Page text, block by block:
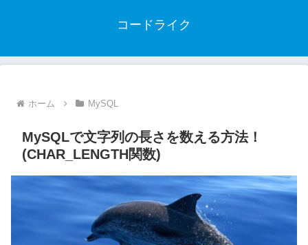
コードライク
ホーム MySQL
MySQLで文字列の長さを数える方法！
(CHAR_LENGTH関数)